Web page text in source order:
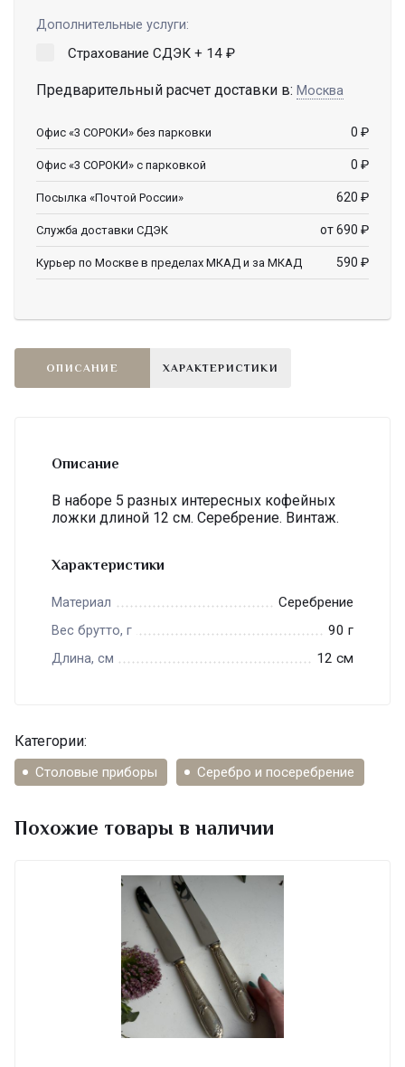
Дополнительные услуги:
Страхование СДЭК + 14 ₽
Предварительный расчет доставки в: Москва
Офис «3 СОРОКИ» без парковки 0 ₽
Офис «3 СОРОКИ» с парковкой 0 ₽
Посылка «Почтой России» 620 ₽
Служба доставки СДЭК от 690 ₽
Курьер по Москве в пределах МКАД и за МКАД 590 ₽
ОПИСАНИЕ ХАРАКТЕРИСТИКИ
Описание
В наборе 5 разных интересных кофейных
ложки длиной 12 см. Серебрение. Винтаж.
Характеристики
Материал Серебрение
Вес брутто, г 90 г
Длина, см 12 см
Категории:
Столовые приборы Серебро и посеребрение
Похожие товары в наличии